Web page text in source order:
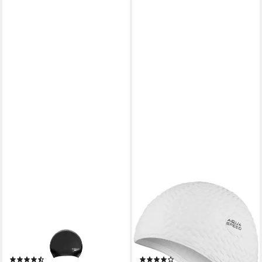
mittellanges Haar, aus
latexfreiem Silikon
(6)
AQUA SPEED
Badekappe Bombasic /
Bombastic TIC TAC
(Schwimmkappe für Aqua
Fitness), Elastische Aqua
(3)